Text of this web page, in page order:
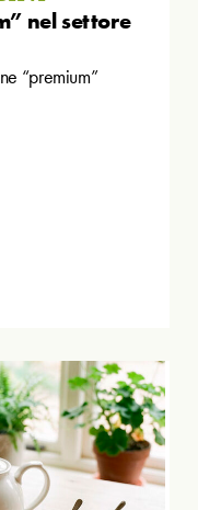
nel settore
“premium”